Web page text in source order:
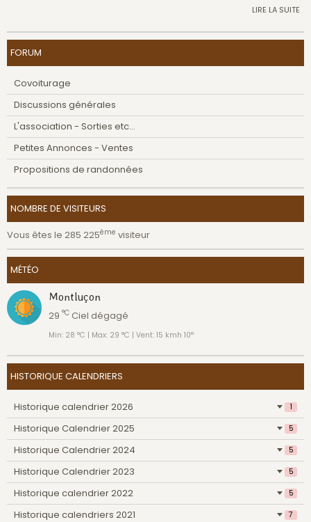
LIRE LA SUITE
FORUM
Covoiturage
Discussions générales
L'association - Sorties etc...
Petites Annonces - Ventes
Propositions de randonnées
NOMBRE DE VISITEURS
Vous êtes le 285 225ème visiteur
MÉTÉO
Montluçon
29 °C Ciel dégagé
Min: 28 °C | Max: 29 °C | Vent: 15 kmh 10°
HISTORIQUE CALENDRIERS
Historique calendrier 2026 1
Historique Calendrier 2025 5
Historique Calendrier 2024 5
Historique Calendrier 2023 5
Historique calendrier 2022 5
Historique calendriers 2021 7